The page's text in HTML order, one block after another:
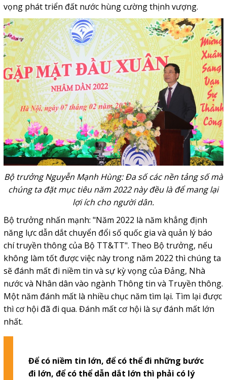
vọng phát triển đất nước hùng cường thịnh vượng.
Bộ trưởng Nguyễn Mạnh Hùng: Đa số các nền tảng số mà
chúng ta đặt mục tiêu năm 2022 này đều là để mang lại
lợi ích cho người dân.
Bộ trưởng nhấn mạnh: "Năm 2022 là năm khẳng định
năng lực dẫn dắt chuyển đổi số quốc gia và quản lý báo
chí truyền thông của Bộ TT&TT". Theo Bộ trưởng, nếu
không làm tốt được việc này trong năm 2022 thì chúng ta
sẽ đánh mất đi niềm tin và sự kỳ vọng của Đảng, Nhà
nước và Nhân dân vào ngành Thông tin và Truyền thông.
Một năm đánh mất là nhiều chục năm tìm lại. Tìm lại được
thì cơ hội đã đi qua. Đánh mất cơ hội là sự đánh mất lớn
nhất.
Để có niềm tin lớn, để có thể đi những bước
đi lớn, để có thể dẫn dắt lớn thì phải có lý